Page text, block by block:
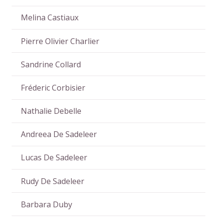
Melina Castiaux
Pierre Olivier Charlier
Sandrine Collard
Fréderic Corbisier
Nathalie Debelle
Andreea De Sadeleer
Lucas De Sadeleer
Rudy De Sadeleer
Barbara Duby